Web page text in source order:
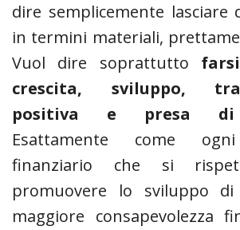
dire semplicemente lasciare
in termini materiali,
Vuol dire soprattutto
crescita, sviluppo,
positiva e presa di
Esattamente come
finanziario che si
promuovere lo sviluppo
maggiore consapevolezza